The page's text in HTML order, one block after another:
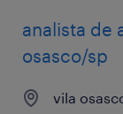
analista de
osasco/sp
vila